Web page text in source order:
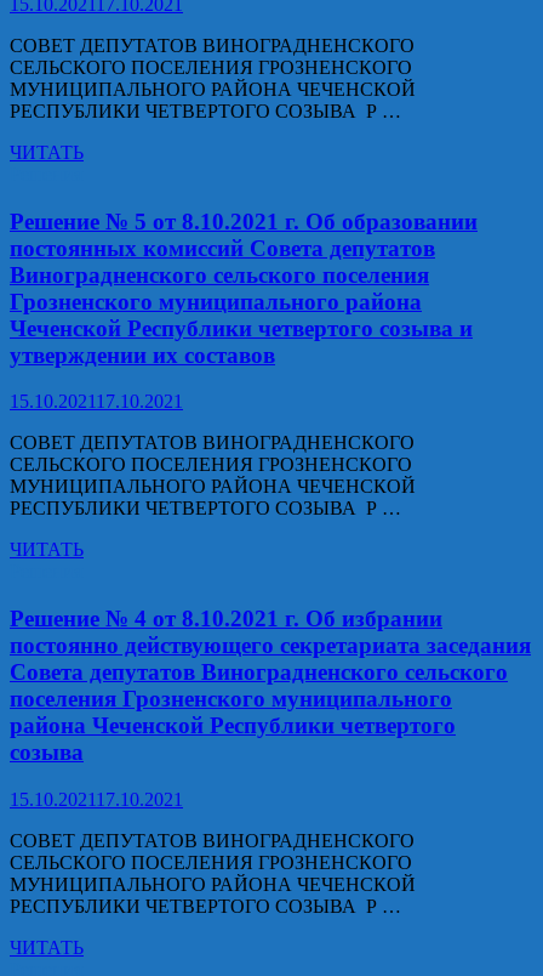
ревизионной
комиссии
Виноградненского
сельского
поселения
муниципального
Республики
четвертого
созыва
15.10.2021
17.10.2021
СОВЕТ ДЕПУТАТОВ ВИНОГРАДНЕНСКОГО
СЕЛЬСКОГО ПОСЕЛЕНИЯ ГРОЗНЕНСКОГО
МУНИЦИПАЛЬНОГО РАЙОНА ЧЕЧЕНСКОЙ
РЕСПУБЛИКИ ЧЕТВЕРТОГО СОЗЫВА Р …
Решение
от
8.10.2021
г.
Об
утверждении
председателей
и
заместителей
председателей
постоянных
комиссий
Совета
депутатов
Виноградненского
поселения
района
четвертого
созыва
ЧИТАТЬ
Решение № 5 от 8.10.2021 г. Об образовании
постоянных комиссий Совета депутатов
Виноградненского сельского поселения
Грозненского муниципального района
Чеченской Республики четвертого созыва и
утверждении их составов
15.10.202117.10.2021
СОВЕТ ДЕПУТАТОВ ВИНОГРАДНЕНСКОГО
СЕЛЬСКОГО ПОСЕЛЕНИЯ ГРОЗНЕНСКОГО
МУНИЦИПАЛЬНОГО РАЙОНА ЧЕЧЕНСКОЙ
РЕСПУБЛИКИ ЧЕТВЕРТОГО СОЗЫВА Р …
Решение
от
8.10.2021
г.
Об
образовании
постоянных
комиссий
Совета
депутатов
Виноградненского
сельского
поселения
Грозненского
муниципального
района
Чеченской
Республики
ЧИТАТЬ
Решение № 4 от 8.10.2021 г. Об избрании
постоянно действующего секретариата заседания
Совета депутатов Виноградненского сельского
поселения Грозненского муниципального
района Чеченской Республики четвертого
созыва
15.10.202117.10.2021
СОВЕТ ДЕПУТАТОВ ВИНОГРАДНЕНСКОГО
СЕЛЬСКОГО ПОСЕЛЕНИЯ ГРОЗНЕНСКОГО
МУНИЦИПАЛЬНОГО РАЙОНА ЧЕЧЕНСКОЙ
РЕСПУБЛИКИ ЧЕТВЕРТОГО СОЗЫВА Р …
Решение
ЧИТАТЬ